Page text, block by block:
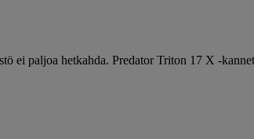
ei paljoa hetkahda. Predator Triton 17 X -